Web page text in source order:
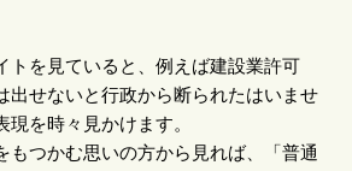
トを見ていると、例えば建設業許可
出せないと行政から断られたはいませ
現を時々見かけます。
もつかむ思いの方から見れば、「普通